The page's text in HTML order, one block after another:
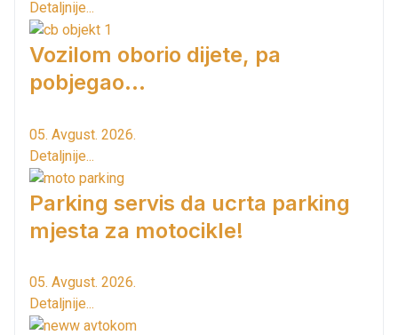
Detaljnije...
Vozilom oborio dijete, pa
pobjegao...
05. Avgust. 2026.
Detaljnije...
Parking servis da ucrta parking
mjesta za motocikle!
05. Avgust. 2026.
Detaljnije...